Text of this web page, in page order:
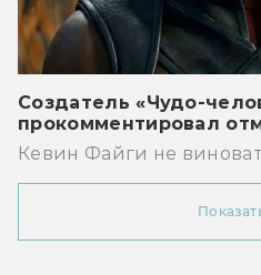
Создатель «Чудо-
прокомментировал
Кевин Файги не